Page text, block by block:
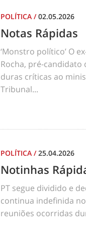
POLÍTICA /02.05.2026
Notas Rápidas
‘Monstro político’ O
Rocha, pré-candidato
duras críticas ao
Tribunal...
POLÍTICA /25.04.2026
Notinhas
PT segue dividido e
continua indefinida
reuniões ocorridas